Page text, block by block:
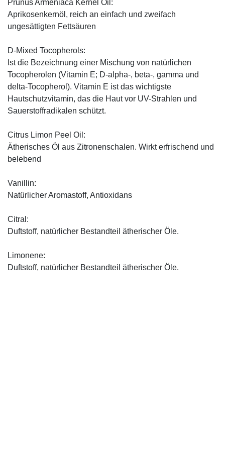
Prunus Armeniaca Kernel Oil:
Aprikosenkernöl, reich an einfach und zweifach
ungesättigten Fettsäuren
D-Mixed Tocopherols:
Ist die Bezeichnung einer Mischung von natürlichen
Tocopherolen (Vitamin E; D-alpha-, beta-, gamma und
delta-Tocopherol). Vitamin E ist das wichtigste
Hautschutzvitamin, das die Haut vor UV-Strahlen und
Sauerstoffradikalen schützt.
Citrus Limon Peel Oil:
Ätherisches Öl aus Zitronenschalen. Wirkt erfrischend und
belebend
Vanillin:
Natürlicher Aromastoff, Antioxidans
Citral:
Duftstoff, natürlicher Bestandteil ätherischer Öle.
Limonene:
Duftstoff, natürlicher Bestandteil ätherischer Öle.